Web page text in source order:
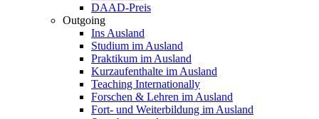
DAAD-Preis
Outgoing
Ins Ausland
Studium im Ausland
Praktikum im Ausland
Kurzaufenthalte im Ausland
Teaching Internationally
Forschen & Lehren im Ausland
Fort- und Weiterbildung im Ausland